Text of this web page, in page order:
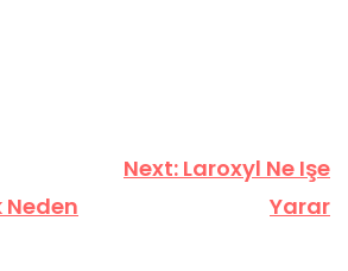
Next: Laroxyl Ne Işe
Yarar